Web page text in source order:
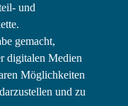
und
gemacht,
digitalen Medien
Möglichkeiten
und zu